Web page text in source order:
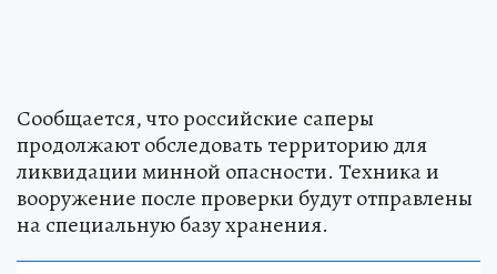
Сообщается, что российские саперы
продолжают обследовать территорию для
ликвидации минной опасности. Техника и
вооружение после проверки будут отправлены
на специальную базу хранения.